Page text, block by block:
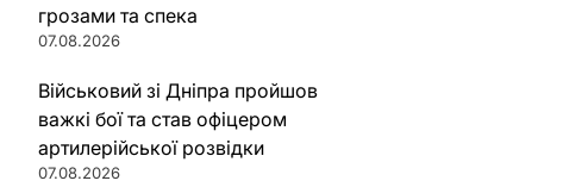
грозами та спека
07.08.2026
Військовий зі Дніпра пройшов
важкі бої та став офіцером
артилерійської розвідки
07.08.2026